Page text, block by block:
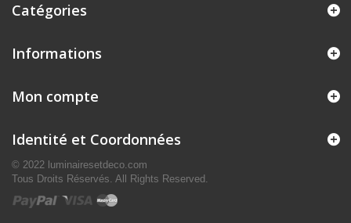
Catégories
Informations
Mon compte
Identité et Coordonnées
© 2022 luminairesetdeco.com
Tous Droits Réservés. All Rights Reserved.